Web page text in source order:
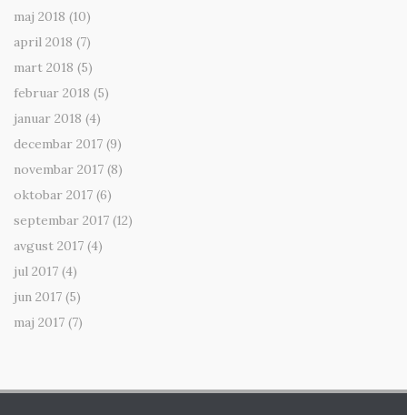
maj 2018 (10)
april 2018 (7)
mart 2018 (5)
februar 2018 (5)
januar 2018 (4)
decembar 2017 (9)
novembar 2017 (8)
oktobar 2017 (6)
septembar 2017 (12)
avgust 2017 (4)
jul 2017 (4)
jun 2017 (5)
maj 2017 (7)